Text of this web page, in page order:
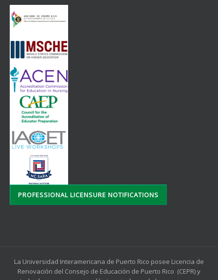
PROFESSIONAL LICENSURE NOTIFICATIONS
La Universidad Interamericana de Puerto Rico posee Licencia de
Renovación del Consejo de Educación de Puerto Rico (CEPR) y